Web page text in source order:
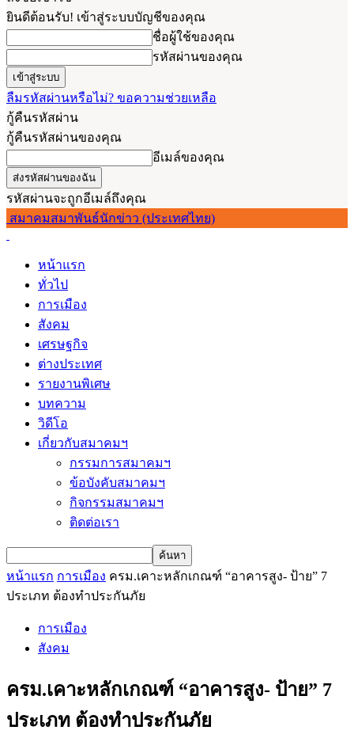
ยินดีต้อนรับ! เข้าสู่ระบบบัญชีของคุณ
ชื่อผู้ใช้ของคุณ
รหัสผ่านของคุณ
ลืมรหัสผ่านหรือไม่? ขอความช่วยเหลือ
กู้คืนรหัสผ่าน
กู้คืนรหัสผ่านของคุณ
อีเมล์ของคุณ
รหัสผ่านจะถูกอีเมล์ถึงคุณ
สมาคมสมาพันธ์นักข่าว (ประเทศไทย)
หน้าแรก
ทั่วไป
การเมือง
สังคม
เศรษฐกิจ
ต่างประเทศ
รายงานพิเศษ
บทความ
วิดีโอ
เกี่ยวกับสมาคมฯ
กรรมการสมาคมฯ
ข้อบังคับสมาคมฯ
กิจกรรมสมาคมฯ
ติดต่อเรา
หน้าแรก การเมือง ครม.เคาะหลักเกณฑ์ “อาคารสูง- ป้าย” 7
ประเภท ต้องทำประกันภัย
การเมือง
สังคม
ครม.เคาะหลักเกณฑ์ “อาคารสูง- ป้าย” 7
ประเภท ต้องทำประกันภัย